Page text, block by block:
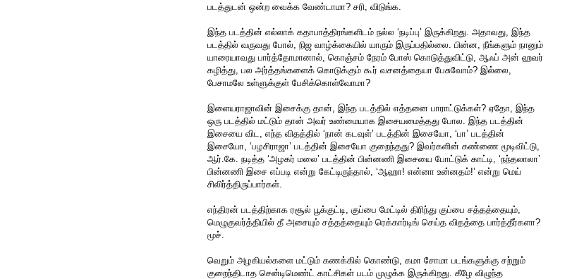
படத்துடன் ஒன்ற வைக்க வேண்டாமா? சரி, விடுங்க.
இந்த படத்தின் எல்லாக் கதாபாத்திரங்களிடம் நல்ல ‘நடிப்பு’ இருக்கிறது. அதாவது, இந்த
படத்தில் வருவது போல், நிஜ வாழ்க்கையில் யாரும் இருப்பதில்லை. பின்ன, நீங்களும் நானும்
யாரையாவது பார்த்தோமானால், கொஞ்சம் நேரம் போஸ் கொடுத்துவிட்டு, ஆஃப் அன் ஹவர்
கழித்து, பல அர்த்தங்களைக் கொடுக்கும் கூர் வசனத்தையா பேசுவோம்? இல்லை,
பேசாமலே உள்ளுக்குள் பேசிக்கொள்வோமா?
இளையராஜாவின் இசைக்கு தான், இந்த படத்தில் எத்தனை பாராட்டுக்கள்? ஏதோ, இந்த
ஒரு படத்தில் மட்டும் தான் அவர் உண்மையாக இசையமைத்தது போல. இந்த படத்தின்
இசையை விட, எந்த விதத்தில் ‘நான் கடவுள்’ படத்தின் இசையோ, ‘பா’ படத்தின்
இசையோ, ‘பழசிராஜா’ படத்தின் இசையோ குறைந்தது? இவர்களின் கண்ணை மூடிவிட்டு,
ஆர்.கே. நடித்த ‘அழகர் மலை’ படத்தின் பின்னணி இசையை போட்டுக் காட்டி, ‘நந்தலாலா’
பின்னணி இசை எப்படி என்று கேட்டிருந்தால், ‘ஆஹா! என்னா உன்னதம்!’ என்று மெய்
சிலிர்த்திருப்பார்கள்.
எந்திரன் படத்திற்காக ரசூல் பூக்குட்டி, குப்பை மேட்டில் திரிந்து குப்பை சத்தத்தையும்,
மெழுகுவர்த்தியில் தீ அசையும் சத்தத்தையும் ரெக்கார்டிங் செய்த விதத்தை பார்த்தீர்களா?
மூச்.
வெறும் அழகியல்களை மட்டும் கணக்கில் கொண்டு, கமா சோமா படங்களுக்கு சற்றும்
குறைந்திடாத சென்டிமெண்ட் காட்சிகள் படம் முழுக்க இருக்கிறது. கீழே விழுந்த